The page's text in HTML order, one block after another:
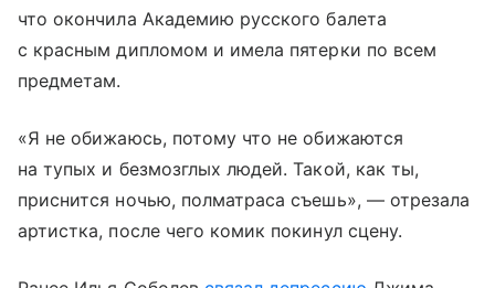
что окончила Академию русского балета
с красным дипломом и имела пятерки по всем
предметам.
«Я не обижаюсь, потому что не обижаются
на тупых и безмозглых людей. Такой, как ты,
приснится ночью, полматраса съешь», — отрезала
артистка, после чего комик покинул сцену.